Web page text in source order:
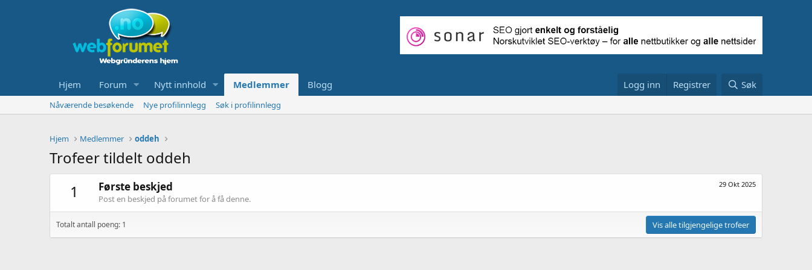
Hjem Forum Nytt innhold Medlemmer Blogg Logg inn Registrer Søk
Nåværende besøkende Nye profilinnlegg Søk i profilinnlegg
Hjem Medlemmer oddeh
Trofeer tildelt oddeh
1
29 Okt 2025
Første beskjed
Post en beskjed på forumet for å få denne.
Totalt antall poeng: 1 Vis alle tilgjengelige trofeer